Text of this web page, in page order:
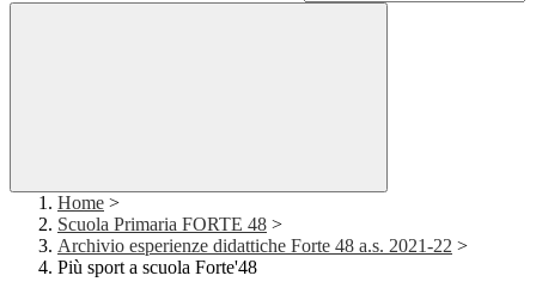
Home >
Scuola Primaria FORTE 48 >
Archivio esperienze didattiche Forte 48 a.s. 2021-22 >
Più sport a scuola Forte'48